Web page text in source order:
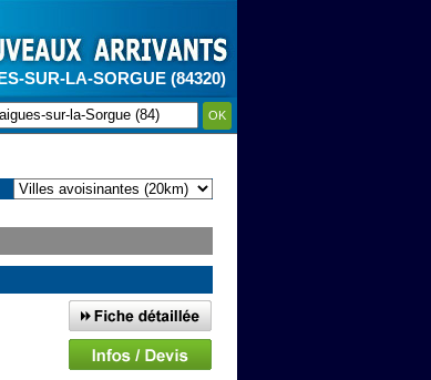
SUR-LA-SORGUE (84320)
OK